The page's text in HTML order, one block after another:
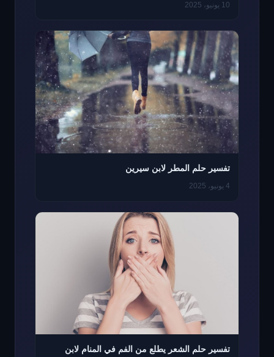
10 يونيو، 2025
تفسير حلم المطر لابن سيرين
4 يونيو، 2025
تفسير حلم الشعر يطلع من الفم في المنام لابن